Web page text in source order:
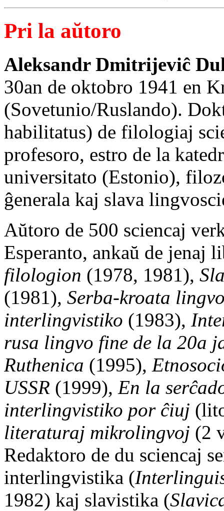
Pri la aŭtoro
Aleksandr Dmitrijeviĉ
30an de oktobro 1941 en
(Sovetunio/Ruslando).
habilitatus) de filologiaj
profesoro, estro de la
universitato (Estonio),
ĝenerala kaj slava
Aŭtoro de 500 sciencaj
Esperanto, ankaŭ de jenaj
filologion (1978, 1981),
(1981), Serba-kroata
interlingvistiko (1983),
rusa lingvo fine de la 20a
Ruthenica (1995),
USSR (1999), En la
interlingvistiko por ĉiuj
literaturaj mikrolingvoj (2
Redaktoro de du sciencaj
interlingvistika (
1982) kaj slavistika (